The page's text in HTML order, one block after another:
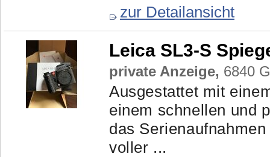
zur Detailansicht
Leica SL3-S
private Anzeige, 6840
Ausgestattet mit
einem schnellen und
das
voller ...